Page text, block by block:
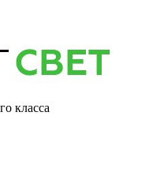
класса